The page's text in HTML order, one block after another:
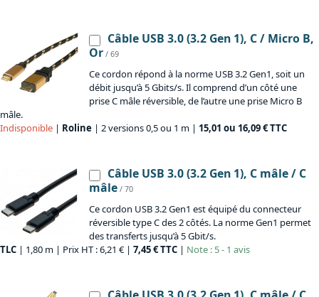
Câble USB 3.0 (3.2 Gen 1), C / Micro B,
Or / 69
Ce cordon répond à la norme USB 3.2 Gen1, soit un
débit jusqu’à 5 Gbits/s. Il comprend d’un côté une
prise C mâle réversible, de l’autre une prise Micro B
mâle.
Indisponible | Roline | 2 versions 0,5 ou 1 m | 15,01 ou 16,09 € TTC
Câble USB 3.0 (3.2 Gen 1), C mâle / C
mâle / 70
Ce cordon USB 3.2 Gen1 est équipé du connecteur
réversible type C des 2 côtés. La norme Gen1 permet
des transferts jusqu’à 5 Gbit/s.
TLC | 1,80 m | Prix HT : 6,21 € | 7,45 € TTC | Note : 5 - 1 avis